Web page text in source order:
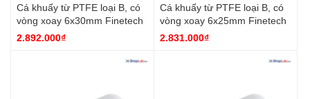
Cá khuấy từ PTFE loại B, có
vòng xoay 6x30mm Finetech
2.892.000₫
Cá khuấy từ PTFE loại B, có
vòng xoay 6x25mm Finetech
2.831.000₫